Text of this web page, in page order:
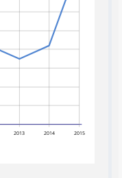
2013 2014 2015